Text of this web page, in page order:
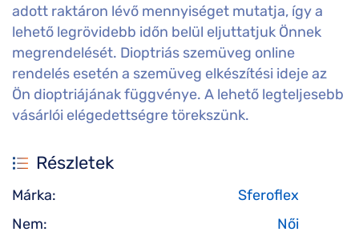
adott raktáron lévő mennyiséget mutatja, így a
lehető legrövidebb időn belül eljuttatjuk Önnek
megrendelését. Dioptriás szemüveg online
rendelés esetén a szemüveg elkészítési ideje az
Ön dioptriájának függvénye. A lehető legteljesebb
vásárlói elégedettségre törekszünk.
Részletek
Márka:
Sferoflex
Nem:
Női